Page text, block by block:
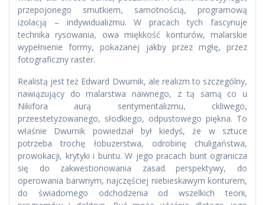
przepojonego smutkiem, samotnością, programową
izolacją – indywidualizmu. W pracach tych fascynuje
technika rysowania, owa miękkość konturów, malarskie
wypełnienie formy, pokazanej jakby przez mgłę, przez
fotograficzny raster.
Realistą jest też Edward Dwurnik, ale realizm to szczególny,
nawiązujący do malarstwa naiwnego, z tą samą co u
Nikifora aurą sentymentalizmu, ckliwego,
przeestetyzowanego, słodkiego, odpustowego piękna. To
właśnie Dwurnik powiedział był kiedyś, że w sztuce
potrzeba trochę łobuzerstwa, odrobinę chuligaństwa,
prowokacji, krytyki i buntu. W jego pracach bunt ogranicza
się do zakwestionowania zasad perspektywy, do
operowania barwnym, najczęściej niebieskawym konturem,
do świadomego odchodzenia od wszelkich teorii,